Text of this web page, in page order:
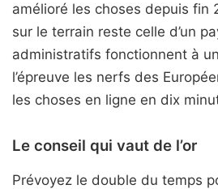
amélioré les choses depuis fin
sur le terrain reste celle d’un
administratifs fonctionnent à
l’épreuve les nerfs des
les choses en ligne en dix
Le conseil qui vaut de l’or
Prévoyez le double du temps